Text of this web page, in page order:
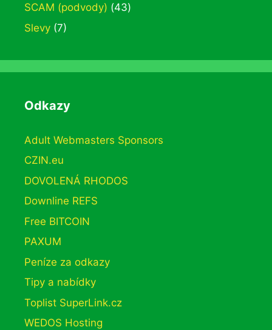
SCAM (podvody) (43)
Slevy (7)
Odkazy
Adult Webmasters Sponsors
CZIN.eu
DOVOLENÁ RHODOS
Downline REFS
Free BITCOIN
PAXUM
Peníze za odkazy
Tipy a nabídky
Toplist SuperLink.cz
WEDOS Hosting